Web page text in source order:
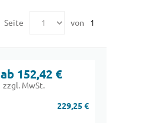
Seite von 1
ab 152,42 €
zzgl. MwSt.
229,25 €